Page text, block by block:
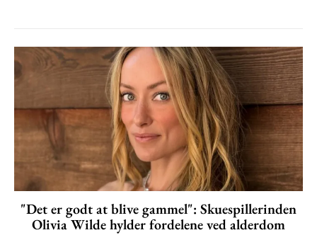
"Det er godt at blive gammel": Skuespillerinden
Olivia Wilde hylder fordelene ved alderdom